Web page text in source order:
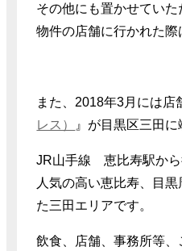
その他にも置かせてい
物件の店舗に行かれた際
また、2018年3月には店
レス）
』が目黒区三田に
JR山手線 恵比寿駅から
人気の高い恵比寿、目
た三田エリアです。
飲食、店舗、事務所等